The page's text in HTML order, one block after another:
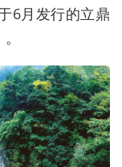
6月发行的立鼎